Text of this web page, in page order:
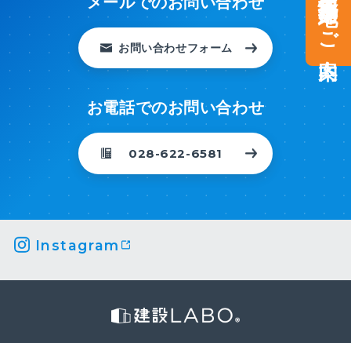
お問い合わせフォーム
お電話でのお問い合わせ
028-622-6581
Instagram